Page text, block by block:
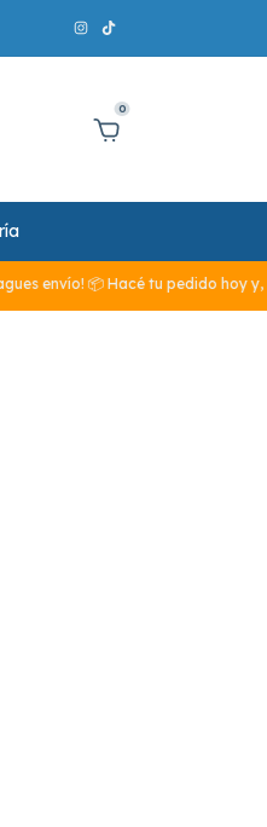
0
envío! 📦 Hacé tu pedido hoy y, si